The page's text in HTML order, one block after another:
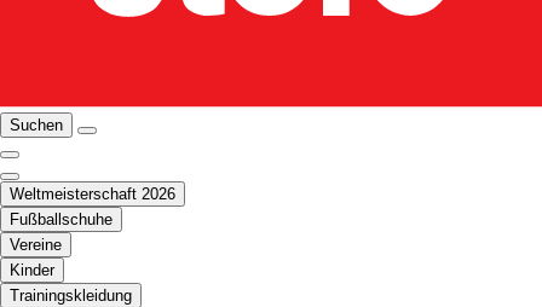
Suchen
Weltmeisterschaft 2026
Fußballschuhe
Vereine
Kinder
Trainingskleidung